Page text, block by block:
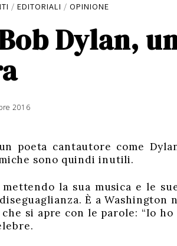
/ EDITORIALI / OPINIONE
Dylan,
2016
poeta cantautore come
sono quindi inutili.
la sua musica e le
È a Washington
si apre con le parole: “Io ho